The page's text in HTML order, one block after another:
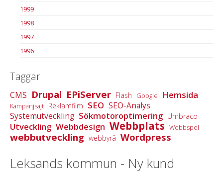
1999
1998
1997
1996
Taggar
CMS Drupal EPiServer Flash Google Hemsida
Kampanjsajt Reklamfilm SEO SEO-Analys
Systemutveckling Sökmotoroptimering Umbraco
Utveckling Webbdesign Webbplats Webbspel
webbutveckling webbyrå Wordpress
Leksands kommun - Ny kund